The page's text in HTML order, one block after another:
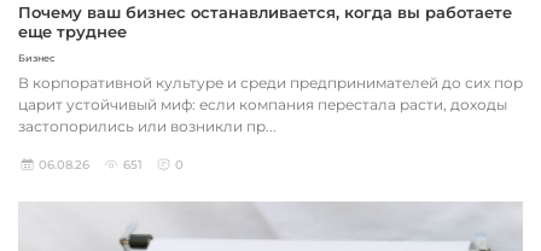
Почему ваш бизнес останавливается, когда вы работаете
еще труднее
Бизнес
В корпоративной культуре и среди предпринимателей до сих пор
царит устойчивый миф: если компания перестала расти, доходы
застопорились или возникли пр...
06.08.26 651 0